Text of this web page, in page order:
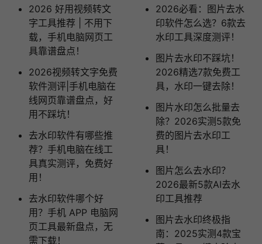
2026 好用视频转文
字工具推荐 | 不用下
载，手机电脑网页工
具靠谱盘点！
2026视频转文字免费
软件测评|手机电脑在
线网页靠谱盘点，好
用不踩坑！
去水印软件有哪些推
荐？手机电脑在线工
具真实测评，免费好
用！
去水印软件哪个好
用？手机 APP 电脑网
页工具最新盘点，无
需下载！
2026必看：图片去水
印软件怎么选？6款去
水印工具深度测评！
图片去水印不踩坑！
2026精选7款免费工
具，水印一键去除！
图片水印怎么批量去
除？2026实测5款免
费的图片去水印工
具！
图片怎么去水印？
2026最新5款AI去水
印工具推荐
图片去水印终极指
南：2025实测4款宝